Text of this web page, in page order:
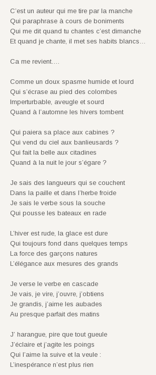
C’est un auteur qui me tire par la manche
Qui paraphrase à cours de boniments
Qui me dit quand tu chantes c’est dimanche
Et quand je chante, il met ses habits blancs…
Ca me revient….
Comme un doux spasme humide et lourd
Qui s’écrase au pied des colombes
Imperturbable, aveugle et sourd
Quand à l’automne les hivers tombent
Qui paiera sa place aux cabines ?
Qui vend du ciel aux banlieusards ?
Qui fait la belle aux citadines
Quand à la nuit le jour s’égare ?
Je sais des langueurs qui se couchent
Dans la paille et dans l’herbe froide
Je sais le verbe sous la souche
Qui pousse les bateaux en rade
L’hiver est rude, la glace est dure
Qui toujours fond dans quelques temps
La force des garçons natures
L’élégance aux mesures des grands
Je verse le verbe en cascade
Je vais, je vire, j’ouvre, j’obtiens
Je grandis, j’aime les aubades
Au presque parfait des matins
J’ harangue, pire que tout gueule
J’éclaire et j’agite les poings
Qui l’aime la suive et la veule :
L’inespérance n’est plus rien